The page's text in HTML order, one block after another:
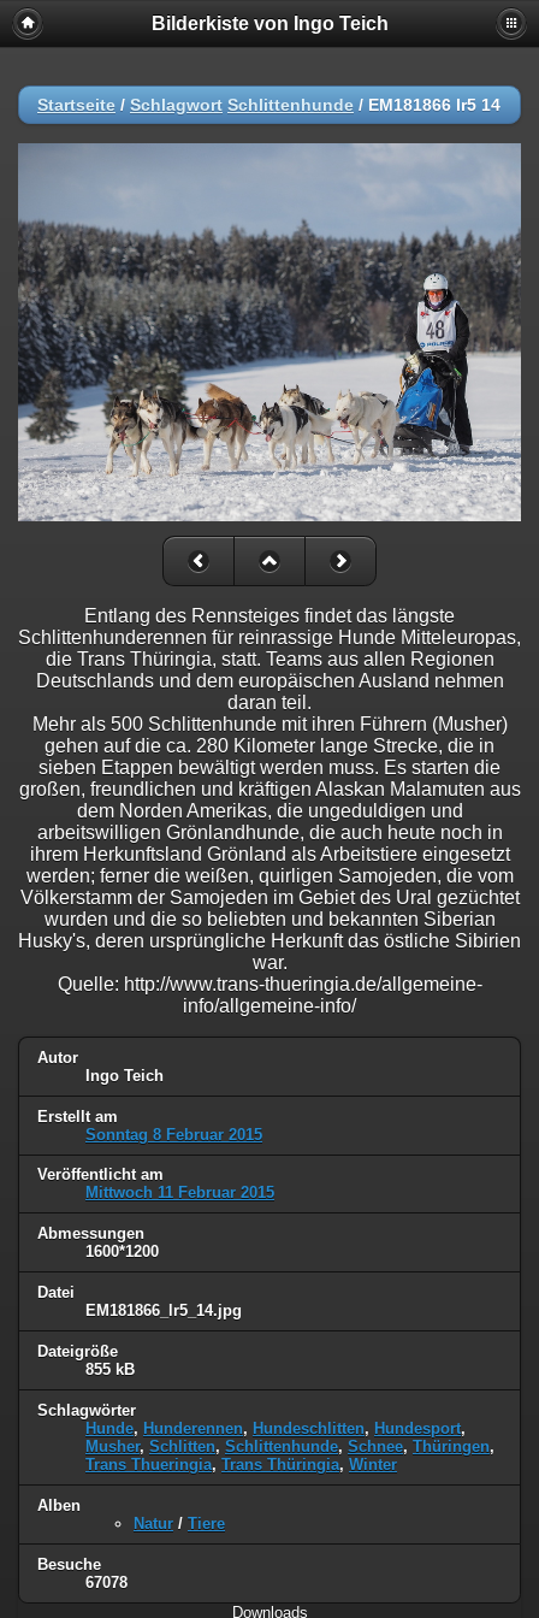
Bilderkiste von Ingo Teich
Startseite / Schlagwort Schlittenhunde / EM181866 lr5 14
Entlang des Rennsteiges findet das längste
Schlittenhunderennen für reinrassige Hunde Mitteleuropas,
die Trans Thüringia, statt. Teams aus allen Regionen
Deutschlands und dem europäischen Ausland nehmen
daran teil.
Mehr als 500 Schlittenhunde mit ihren Führern (Musher)
gehen auf die ca. 280 Kilometer lange Strecke, die in
sieben Etappen bewältigt werden muss. Es starten die
großen, freundlichen und kräftigen Alaskan Malamuten aus
dem Norden Amerikas, die ungeduldigen und
arbeitswilligen Grönlandhunde, die auch heute noch in
ihrem Herkunftsland Grönland als Arbeitstiere eingesetzt
werden; ferner die weißen, quirligen Samojeden, die vom
Völkerstamm der Samojeden im Gebiet des Ural gezüchtet
wurden und die so beliebten und bekannten Siberian
Husky's, deren ursprüngliche Herkunft das östliche Sibirien
war.
Quelle: http://www.trans-thueringia.de/allgemeine-
info/allgemeine-info/
Autor
Ingo Teich
Erstellt am
Sonntag 8 Februar 2015
Veröffentlicht am
Mittwoch 11 Februar 2015
Abmessungen
1600*1200
Datei
EM181866_lr5_14.jpg
Dateigröße
855 kB
Schlagwörter
Hunde, Hunderennen, Hundeschlitten, Hundesport,
Musher, Schlitten, Schlittenhunde, Schnee, Thüringen,
Trans Thueringia, Trans Thüringia, Winter
Alben
Natur / Tiere
Besuche
67078
Downloads